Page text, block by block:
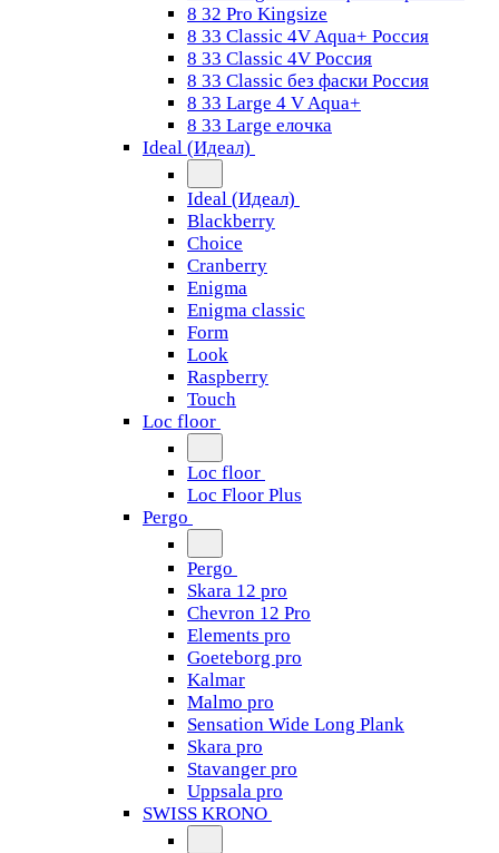
8 32 Pro Kingsize
8 33 Classic 4V Aqua+ Россия
8 33 Classic 4V Россия
8 33 Classic без фаски Россия
8 33 Large 4 V Aqua+
8 33 Large елочка
Ideal (Идеал)
Ideal (Идеал)
Blackberry
Choice
Cranberry
Enigma
Enigma classic
Form
Look
Raspberry
Touch
Loc floor
Loc floor
Loc Floor Plus
Pergo
Pergo
Skara 12 pro
Chevron 12 Pro
Elements pro
Goeteborg pro
Kalmar
Malmo pro
Sensation Wide Long Plank
Skara pro
Stavanger pro
Uppsala pro
SWISS KRONO